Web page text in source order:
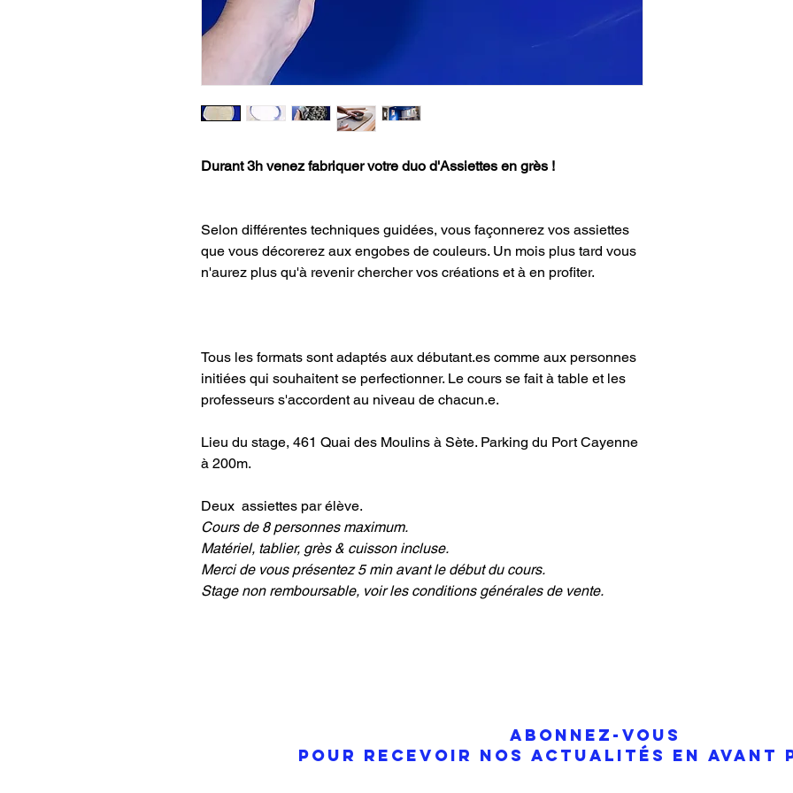
Durant 3h venez fabriquer votre duo d'Assiettes en grès !
Selon différentes techniques guidées, vous façonnerez vos assiettes
que vous décorerez aux engobes de couleurs. Un mois plus tard vous
n'aurez plus qu'à revenir chercher vos créations et à en profiter.
Tous les formats sont adaptés aux débutant.es comme aux personnes
initiées qui souhaitent se perfectionner. Le cours se fait à table et les
professeurs s'accordent au niveau de chacun.e.
Lieu du stage, 461 Quai des Moulins à Sète. Parking du Port Cayenne
à 200m.
Deux assiettes par élève.
Cours de 8 personnes maximum.
Matériel, tablier, grès & cuisson incluse.
Merci de vous présentez 5 min avant le début du cours.
Stage non remboursable, voir les conditions générales de vente.
Abonnez-vous
pour recevoir nos actualités en avant